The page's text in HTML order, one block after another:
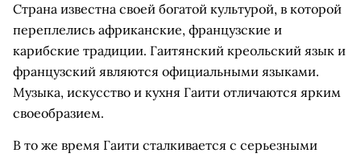
Страна известна своей богатой культурой, в которой
переплелись африканские, французские и
карибские традиции. Гаитянский креольский язык и
французский являются официальными языками.
Музыка, искусство и кухня Гаити отличаются ярким
своеобразием.
В то же время Гаити сталкивается с серьезными